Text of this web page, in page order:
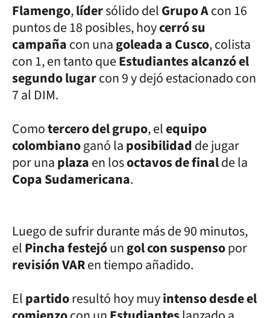
Flamengo,lídersólido delGrupo Acon 16
puntos de 18 posibles, hoycerró su
campañacon unagoleada a Cusco, colista
con 1, en tanto queEstudiantes alcanzó el
segundo lugarcon 9 y dejó estacionado con
7 al DIM.
Comotercero del grupo, elequipo
colombianoganó laposibilidadde jugar
por unaplazaen losoctavos de finalde la
Copa Sudamericana.
Luego de sufrir durante más de 90 minutos,
elPincha festejóungol con suspensopor
revisión VARen tiempo añadido.
Elpartidoresultó hoy muyintenso desde el